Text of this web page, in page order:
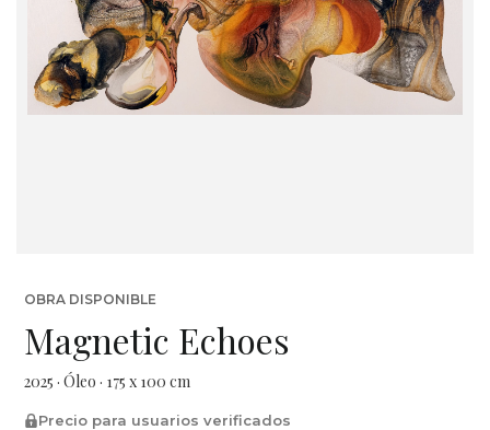
OBRA DISPONIBLE
Magnetic Echoes
2025 · Óleo · 175 x 100 cm
Precio para usuarios verificados